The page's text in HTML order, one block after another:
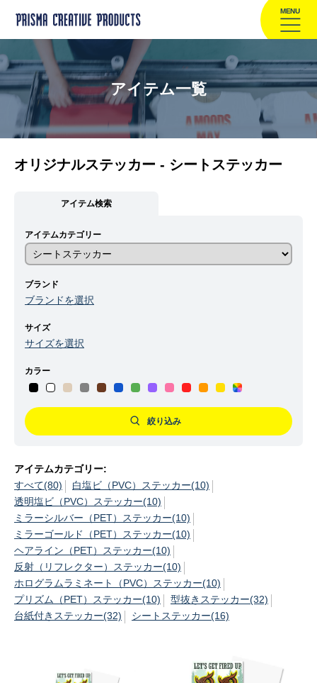
MENU
アイテム一覧
オリジナルステッカー - シートステッカー
アイテム検索
アイテムカテゴリー
ブランド
ブランドを選択
サイズ
サイズを選択
カラー
絞り込み
アイテムカテゴリー:
すべて(80)
白塩ビ（PVC）ステッカー(10)
透明塩ビ（PVC）ステッカー(10)
ミラーシルバー（PET）ステッカー(10)
ミラーゴールド（PET）ステッカー(10)
ヘアライン（PET）ステッカー(10)
反射（リフレクター）ステッカー(10)
ホログラムラミネート（PVC）ステッカー(10)
プリズム（PET）ステッカー(10)
型抜きステッカー(32)
台紙付きステッカー(32)
シートステッカー(16)